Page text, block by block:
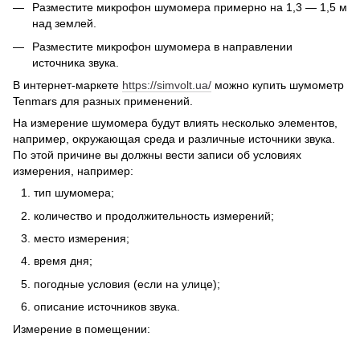
Разместите микрофон шумомера примерно на 1,3 — 1,5 м
над землей.
Разместите микрофон шумомера в направлении
источника звука.
В интернет-маркете https://simvolt.ua/ можно купить шумометр
Tenmars для разных применений.
На измерение шумомера будут влиять несколько элементов,
например, окружающая среда и различные источники звука.
По этой причине вы должны вести записи об условиях
измерения, например:
тип шумомера;
количество и продолжительность измерений;
место измерения;
время дня;
погодные условия (если на улице);
описание источников звука.
Измерение в помещении: